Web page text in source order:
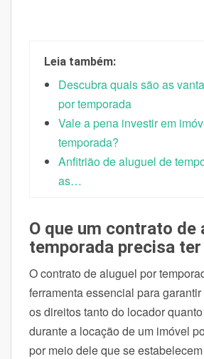
Leia também:
Descubra quais são as
por temporada
Vale a pena investir em
temporada?
Anfitrião de aluguel de
as…
O que um contrato de
temporada precisa ter
O contrato de aluguel por
ferramenta essencial para
os direitos tanto do locador
durante a locação de um imóvel
por meio dele que se